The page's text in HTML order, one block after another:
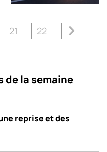
21 22
de la semaine
reprise et des